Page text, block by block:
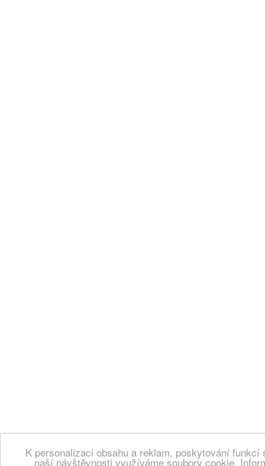
K personalizaci obsahu a reklam, poskytování
naší návštěvnosti využíváme soubory cookie.